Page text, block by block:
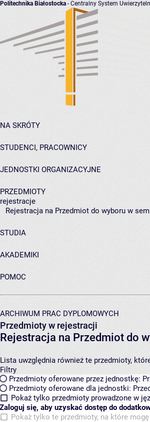
Politechnika Białostocka - Centralny System
NA SKRÓTY
STUDENCI, PRACOWNICY
JEDNOSTKI ORGANIZACYJNE
PRZEDMIOTY
rejestracje
Rejestracja na Przedmiot do wyboru w
STUDIA
AKADEMIKI
POMOC
ARCHIWUM PRAC DYPLOMOWYCH
Przedmioty w rejestracji
Rejestracja na Przedmiot do
Lista uwzględnia również te przedmioty,
Filtry
Przedmioty oferowane przez jednostkę:
Przedmioty oferowane dla jednostki:
Pokaż tylko przedmioty prowadzone w
Zaloguj się, aby uzyskać dostęp do
Pokaż tylko te przedmioty, na które